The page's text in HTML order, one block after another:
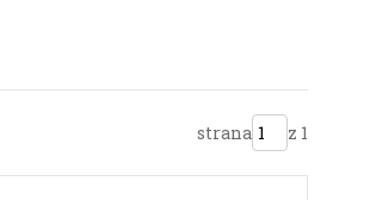
strana z 1